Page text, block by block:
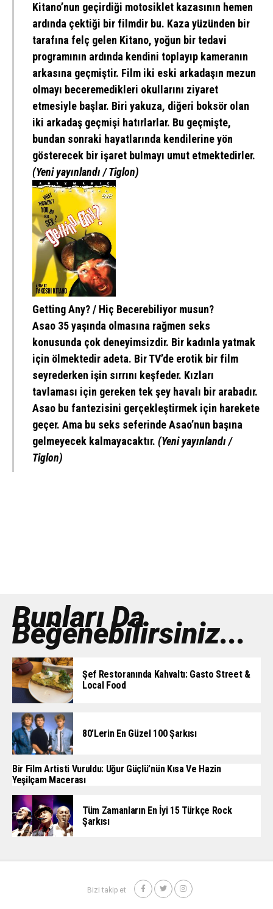
Kitano’nun geçirdiği motosiklet kazasının hemen
ardında çektiği bir filmdir bu. Kaza yüzünden bir
tarafına felç gelen Kitano, yoğun bir tedavi
programının ardında kendini toplayıp kameranın
arkasına geçmiştir. Film iki eski arkadaşın mezun
olmayı beceremedikleri okullarını ziyaret
etmesiyle başlar. Biri yakuza, diğeri boksör olan
iki arkadaş geçmişi hatırlarlar. Bu geçmişte,
bundan sonraki hayatlarında kendilerine yön
gösterecek bir işaret bulmayı umut etmektedirler.
(Yeni yayınlandı / Tiglon)
Getting Any? / Hiç Becerebiliyor musun?
Asao 35 yaşında olmasına rağmen seks
konusunda çok deneyimsizdir. Bir kadınla yatmak
için ölmektedir adeta. Bir TV’de erotik bir film
seyrederken işin sırrını keşfeder. Kızları
tavlaması için gereken tek şey havalı bir arabadır.
Asao bu fantezisini gerçekleştirmek için harekete
geçer. Ama bu seks seferinde Asao’nun başına
gelmeyecek kalmayacaktır. (Yeni yayınlandı /
Tiglon)
Bunları Da
Beğenebilirsiniz...
Şef Restoranında Kahvaltı: Gasto Street &
Local Food
80’lerin En Güzel 100 Şarkısı
Bir Film Artisti Vuruldu: Uğur Güçlü’nün Kısa Ve Hazin
Yeşilçam Macerası
Tüm Zamanların En İyi 15 Türkçe Rock
Şarkısı
Bizi takip et